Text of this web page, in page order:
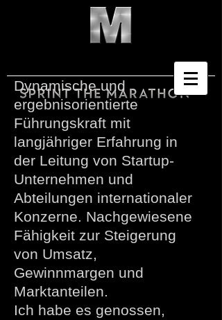
Dynamische und
ergebnisorientierte
Führungskraft mit
langjähriger Erfahrung in
der Leitung von Startup-
Unternehmen und
Abteilungen internationaler
Konzerne. Nachgewiesene
Fähigkeit zur Steigerung
von Umsatz,
Gewinnmargen und
Marktanteilen.
Ich habe es genossen,